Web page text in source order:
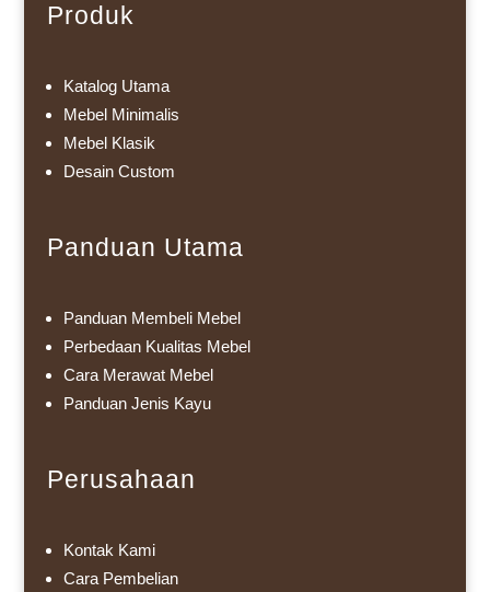
Produk
Katalog Utama
Mebel Minimalis
Mebel Klasik
Desain Custom
Panduan Utama
Panduan Membeli Mebel
Perbedaan Kualitas Mebel
Cara Merawat Mebel
Panduan Jenis Kayu
Perusahaan
Kontak Kami
Cara Pembelian